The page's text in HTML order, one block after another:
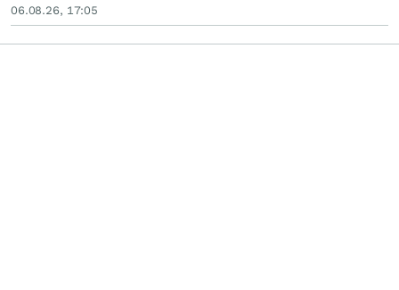
06.08.26, 17:05